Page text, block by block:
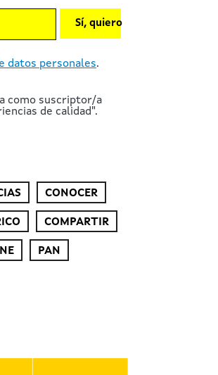
datos personales.
como suscriptor/a
de calidad".
Sí, quiero
CONOCER
COMPARTIR
PAN